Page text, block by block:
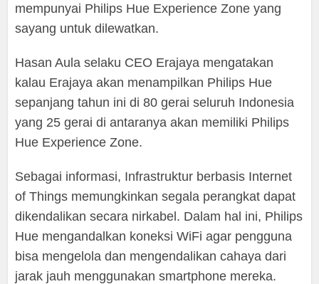
mempunyai Philips Hue Experience Zone yang
sayang untuk dilewatkan.
Hasan Aula selaku CEO Erajaya mengatakan
kalau Erajaya akan menampilkan Philips Hue
sepanjang tahun ini di 80 gerai seluruh Indonesia
yang 25 gerai di antaranya akan memiliki Philips
Hue Experience Zone.
Sebagai informasi, Infrastruktur berbasis Internet
of Things memungkinkan segala perangkat dapat
dikendalikan secara nirkabel. Dalam hal ini, Philips
Hue mengandalkan koneksi WiFi agar pengguna
bisa mengelola dan mengendalikan cahaya dari
jarak jauh menggunakan smartphone mereka.